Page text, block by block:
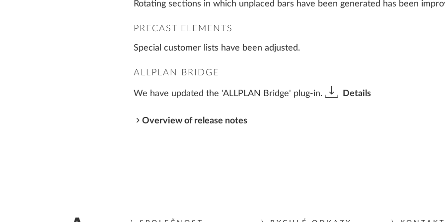
Rotating sections in which unplaced bars have been generated has been
PRECAST ELEMENTS
Special customer lists have been adjusted.
ALLPLAN BRIDGE
We have updated the 'ALLPLAN Bridge' plug-in. Details
Overview of release notes